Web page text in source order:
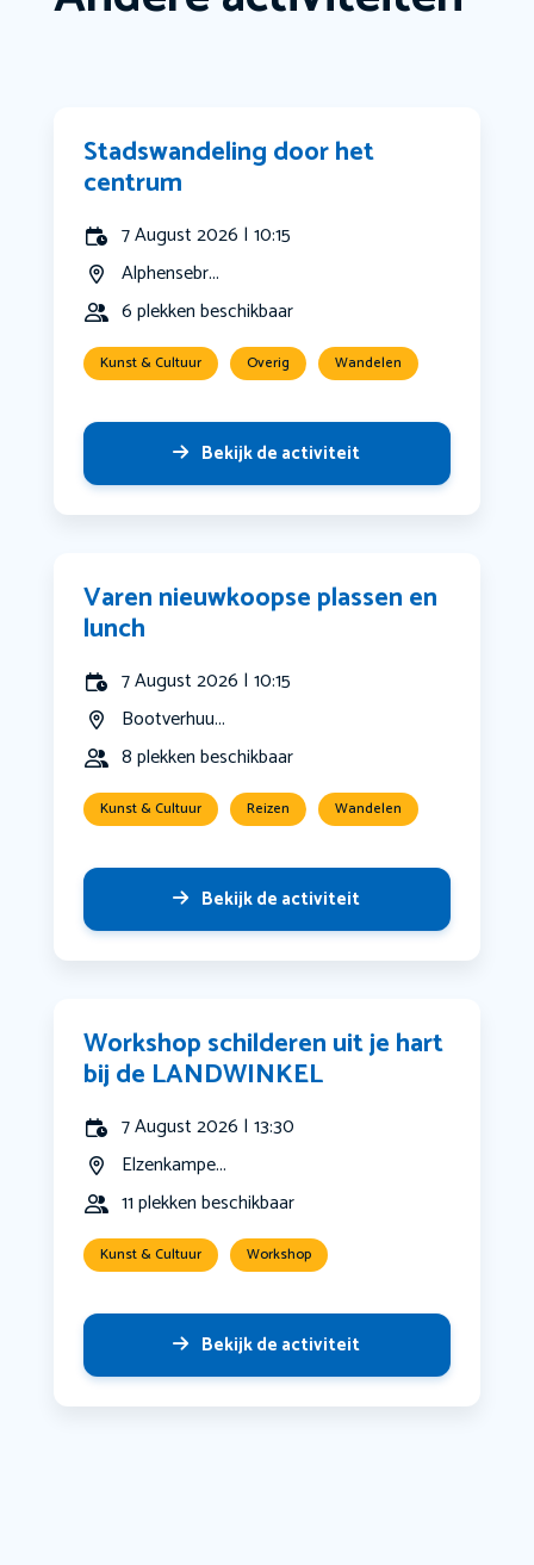
Stadswandeling door het
centrum
7 August 2026 | 10:15
Alphensebr...
6 plekken beschikbaar
Kunst & Cultuur Overig Wandelen
Bekijk de activiteit
Varen nieuwkoopse plassen en
lunch
7 August 2026 | 10:15
Bootverhuu...
8 plekken beschikbaar
Kunst & Cultuur Reizen Wandelen
Bekijk de activiteit
Workshop schilderen uit je hart
bij de LANDWINKEL
7 August 2026 | 13:30
Elzenkampe...
11 plekken beschikbaar
Kunst & Cultuur Workshop
Bekijk de activiteit